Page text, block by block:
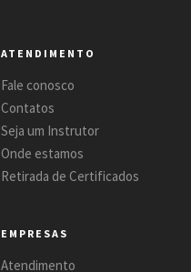
ATENDIMENTO
Fale conosco
Contatos
Seja um Instrutor
Onde estamos
Retirada de Certificados
EMPRESAS
Atendimento